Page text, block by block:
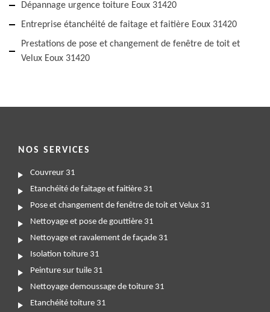
Dépannage urgence toiture Eoux 31420
Entreprise étanchéité de faitage et faitière Eoux 31420
Prestations de pose et changement de fenêtre de toit et
Velux Eoux 31420
NOS SERVICES
Couvreur 31
Etanchéité de faitage et faitière 31
Pose et changement de fenêtre de toit et Velux 31
Nettoyage et pose de gouttière 31
Nettoyage et ravalement de façade 31
Isolation toiture 31
Peinture sur tuile 31
Nettoyage demoussage de toiture 31
Etanchéité toiture 31